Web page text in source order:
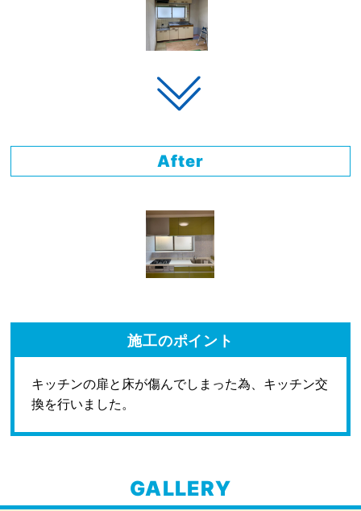
After
施工のポイント
キッチンの扉と床が傷んでしまった為、キッチン交
換を行いました。
GALLERY